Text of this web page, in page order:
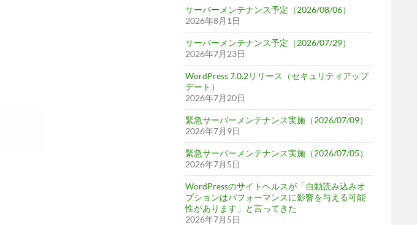
サーバーメンテナンス予定（2026/08/06）
2026年8月1日
サーバーメンテナンス予定（2026/07/29）
2026年7月23日
WordPress 7.0.2リリース（セキュリティアップ
デート）
2026年7月20日
緊急サーバーメンテナンス実施（2026/07/09）
2026年7月9日
緊急サーバーメンテナンス実施（2026/07/05）
2026年7月5日
WordPressのサイトヘルスが「自動読み込みオ
プションはパフォーマンスに影響を与える可能
性があります」と言ってきた
2026年7月5日